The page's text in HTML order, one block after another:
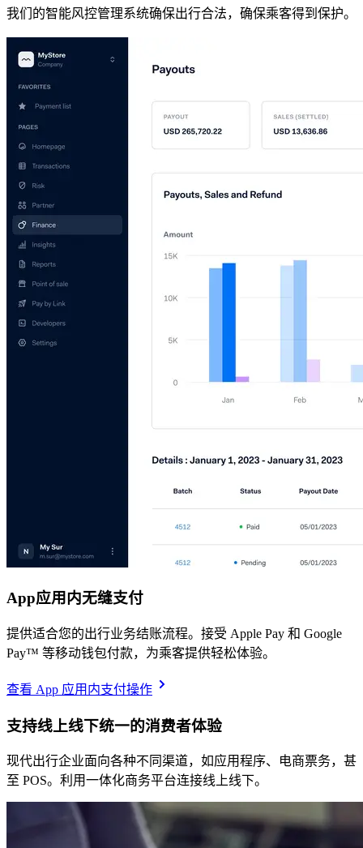
我们的智能风控管理系统确保出行合法，确保乘客得到保护。
App应用内无缝支付
提供适合您的出行业务结账流程。接受 Apple Pay 和 Google
Pay™️ 等移动钱包付款，为乘客提供轻松体验。
查看 App 应用内支付操作
支持线上线下统一的消费者体验
现代出行企业面向各种不同渠道，如应用程序、电商票务，甚
至 POS。利用一体化商务平台连接线上线下。